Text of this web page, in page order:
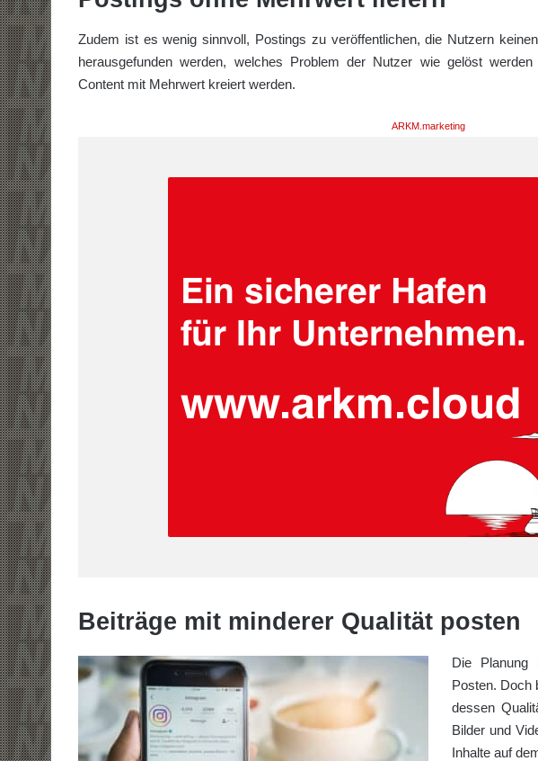
Zudem ist es wenig sinnvoll, Postings zu veröffentlichen, die Nutzern
herausgefunden werden, welches Problem der Nutzer wie gelöst
Content mit Mehrwert kreiert werden.
ARKM.marketing
Beiträge mit minderer Qualität posten
Die
Posten. Doch
dessen
Bilder und
Inhalte auf